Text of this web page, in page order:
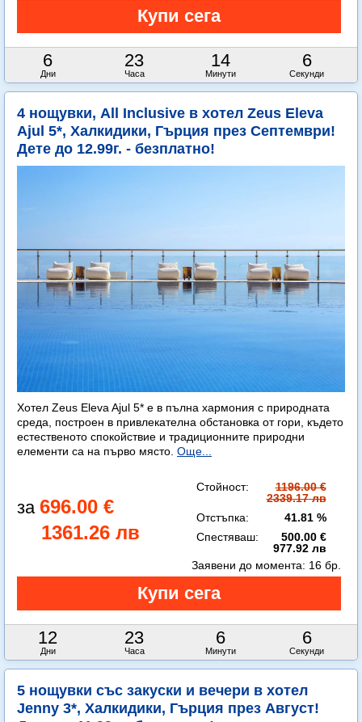
6
Дни
23
Часа
14
Минути
4
Секунди
4 нощувки, All Inclusive в хотел Zeus Eleva
Ajul 5*, Халкидики, Гърция през Септември!
Дете до 12.99г. - безплатно!
Хотел Zeus Eleva Ajul 5* е в пълна хармония с природната
среда, построен в привлекателна обстановка от гори, където
естественото спокойствие и традиционните природни
елементи са на първо място. Още...
696.00 €
1361.26 лв
Стойност:
1196.00 €
2339.17 лв
Отстъпка:
41.81 %
Спестяваш:
500.00 €
977.92 лв
12
Дни
23
Часа
6
Минути
4
Секунди
Заявени до момента: 16 бр.
5 нощувки със закуски и вечери в хотел
Jenny 3*, Халкидики, Гърция през Август!